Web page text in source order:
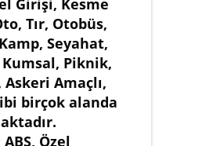
Girişi, Kesme
Tır, Otobüs,
Seyahat,
Piknik,
Askeri Amaçlı,
birçok alanda
Özel